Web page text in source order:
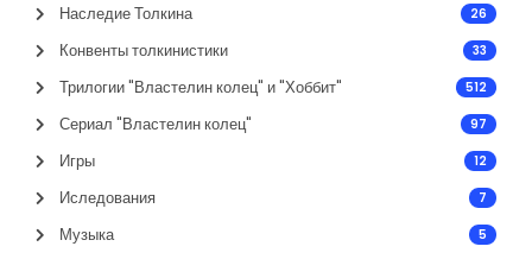
Наследие Толкина
26
Конвенты толкинистики 33
Трилогии "Властелин колец" и "Хоббит" 512
Сериал "Властелин колец" 97
Игры 12
Иследования 7
Музыка 5